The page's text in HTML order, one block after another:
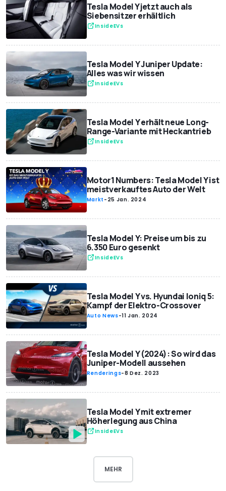
Tesla Model Y jetzt auch als
Siebensitzer erhältlich
InsideEVs
Tesla Model Y Juniper Update:
Alles was wir wissen
InsideEVs
Tesla Model Y erhält neue Long-
Range-Variante mit Heckantrieb
InsideEVs
Motor1 Numbers: Tesla Model Y ist
meistverkauftes Auto der Welt
Markt - 25 Jan. 2024
Tesla Model Y: Preise um bis zu
6.350 Euro gesenkt
InsideEVs
Tesla Model Y vs. Hyundai Ioniq 5:
Kampf der Elektro-Crossover
Auto News-11 Jan. 2024
Tesla Model Y (2024): So wird das
Juniper-Modell aussehen
Renderings-8 Dez. 2023
Tesla Model Y mit extremer
Höherlegung aus China
InsideEVs
MEHR